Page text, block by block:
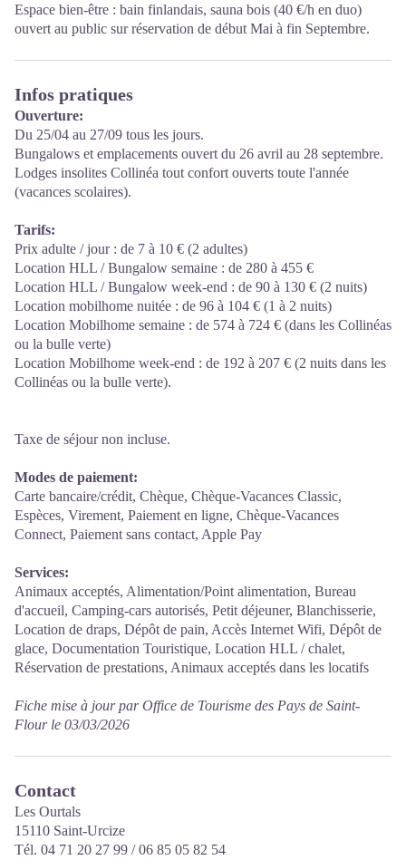
Espace bien-être : bain finlandais, sauna bois (40 €/h en duo)
ouvert au public sur réservation de début Mai à fin Septembre.
Infos pratiques
Ouverture:
Du 25/04 au 27/09 tous les jours.
Bungalows et emplacements ouvert du 26 avril au 28 septembre.
Lodges insolites Collinéa tout confort ouverts toute l'année
(vacances scolaires).
Tarifs:
Prix adulte / jour : de 7 à 10 € (2 adultes)
Location HLL / Bungalow semaine : de 280 à 455 €
Location HLL / Bungalow week-end : de 90 à 130 € (2 nuits)
Location mobilhome nuitée : de 96 à 104 € (1 à 2 nuits)
Location Mobilhome semaine : de 574 à 724 € (dans les Collinéas
ou la bulle verte)
Location Mobilhome week-end : de 192 à 207 € (2 nuits dans les
Collinéas ou la bulle verte).
Taxe de séjour non incluse.
Modes de paiement:
Carte bancaire/crédit, Chèque, Chèque-Vacances Classic,
Espèces, Virement, Paiement en ligne, Chèque-Vacances
Connect, Paiement sans contact, Apple Pay
Services:
Animaux acceptés, Alimentation/Point alimentation, Bureau
d'accueil, Camping-cars autorisés, Petit déjeuner, Blanchisserie,
Location de draps, Dépôt de pain, Accès Internet Wifi, Dépôt de
glace, Documentation Touristique, Location HLL / chalet,
Réservation de prestations, Animaux acceptés dans les locatifs
Fiche mise à jour par Office de Tourisme des Pays de Saint-
Flour le 03/03/2026
Contact
Les Ourtals
15110 Saint-Urcize
Tél. 04 71 20 27 99 / 06 85 05 82 54